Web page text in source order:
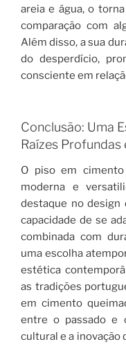
areia e água, o
comparação com
Além disso, a sua
do desperdício,
consciente em
Conclusão: Uma
Raízes Profundas
O piso em
moderna e
destaque no design
capacidade de se
combinada com
uma escolha
estética
as tradições
em cimento
entre o passado e
cultural e a inovação